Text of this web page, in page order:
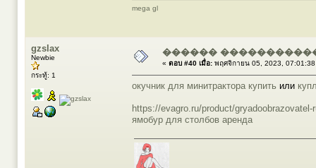
mega gl
gzslax
Newbie
กระทู้: 1
������
« ตอบ #40 เมื่อ: พฤศจิกายน 05, 2023, 07:01:38
окучник для минитрактора купить или
https://evagro.ru/product/
ямобур для столбов аренда